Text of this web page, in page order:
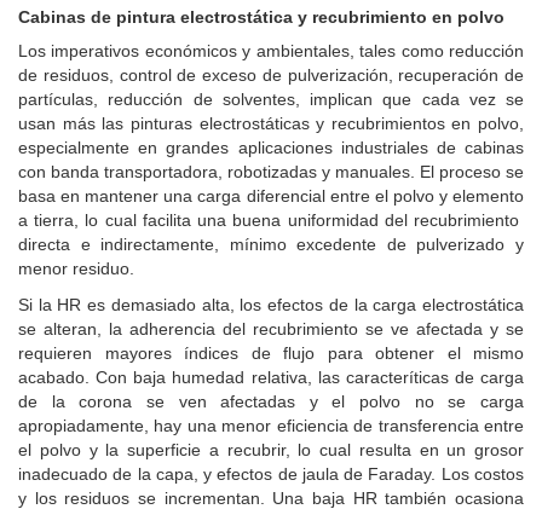
Cabinas de pintura electrostática y recubrimiento en polvo
Los imperativos económicos y ambientales, tales como reducción
de residuos, control de exceso de pulverización, recuperación de
partículas, reducción de solventes, implican que cada vez se
usan más las pinturas electrostáticas y recubrimientos en polvo,
especialmente en grandes aplicaciones industriales de cabinas
con banda transportadora, robotizadas y manuales. El proceso se
basa en mantener una carga diferencial entre el polvo y elemento
a tierra, lo cual facilita una buena uniformidad del recubrimiento
directa e indirectamente, mínimo excedente de pulverizado y
menor residuo.
Si la HR es demasiado alta, los efectos de la carga electrostática
se alteran, la adherencia del recubrimiento se ve afectada y se
requieren mayores índices de flujo para obtener el mismo
acabado. Con baja humedad relativa, las caracteríticas de carga
de la corona se ven afectadas y el polvo no se carga
apropiadamente, hay una menor eficiencia de transferencia entre
el polvo y la superficie a recubrir, lo cual resulta en un grosor
inadecuado de la capa, y efectos de jaula de Faraday. Los costos
y los residuos se incrementan. Una baja HR también ocasiona